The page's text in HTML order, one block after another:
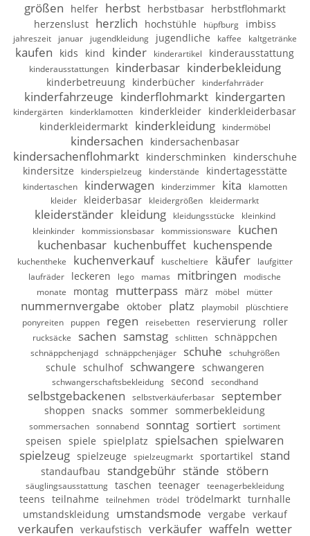
größen
helfer herbst herbstbasar herbstflohmarkt
herzenslust herzlich hochstühle hüpfburg imbiss
jahreszeit januar jugendkleidung jugendliche kaffee kaltgetränke
kaufen kids kind kinder kinderartikel kinderausstattung
kinderausstattungen kinderbasar kinderbekleidung
kinderbetreuung kinderbücher kinderfahrräder
kinderfahrzeuge kinderflohmarkt kindergarten
kindergärten kinderklamotten kinderkleider kinderkleiderbasar
kinderkleidermarkt kinderkleidung kindermöbel
kindersachen kindersachenbasar
kindersachenflohmarkt kinderschminken
kinderschuhe
kindersitze
kinderspielzeug kinderstände kindertagesstätte
kindertaschen kinderwagen kinderzimmer kita
klamotten
kleider
kleiderbasar kleidergrößen kleidermarkt
kleiderständer kleidung kleidungsstücke
kleinkind
kleinkinder
kommissionsbasar kommissionsware
kuchen
kuchenbasar kuchenbuffet kuchenspende
kuchentheke kuchenverkauf kuscheltiere käufer
laufgitter
laufräder
leckeren lego mamas mitbringen
modische
monate
montag mutterpass märz möbel mütter
nummernvergabe oktober platz playmobil
plüschtiere
ponyreiten
puppen regen reisebetten reservierung roller
rucksäcke sachen samstag schlitten schnäppchen
schnäppchenjagd schnäppchenjäger schuhe schuhgrößen
schule schulhof schwangere schwangeren
schwangerschaftsbekleidung second secondhand
selbstgebackenen selbstverkäuferbasar september
shoppen snacks sommer sommerbekleidung
sommersachen sonnabend sonntag sortiert sortiment
speisen spiele spielplatz spielsachen spielwaren
spielzeug spielzeuge spielzeugmarkt sportartikel stand
standaufbau standgebühr stände stöbern
säuglingsausstattung taschen teenager teenagerbekleidung
teens teilnahme teilnehmen trödel trödelmarkt turnhalle
umstandskleidung umstandsmode vergabe verkauf
verkaufen verkaufstisch verkäufer waffeln wetter